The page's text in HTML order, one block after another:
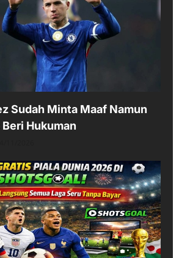
Sudah Minta Maaf Namun
Hukuman